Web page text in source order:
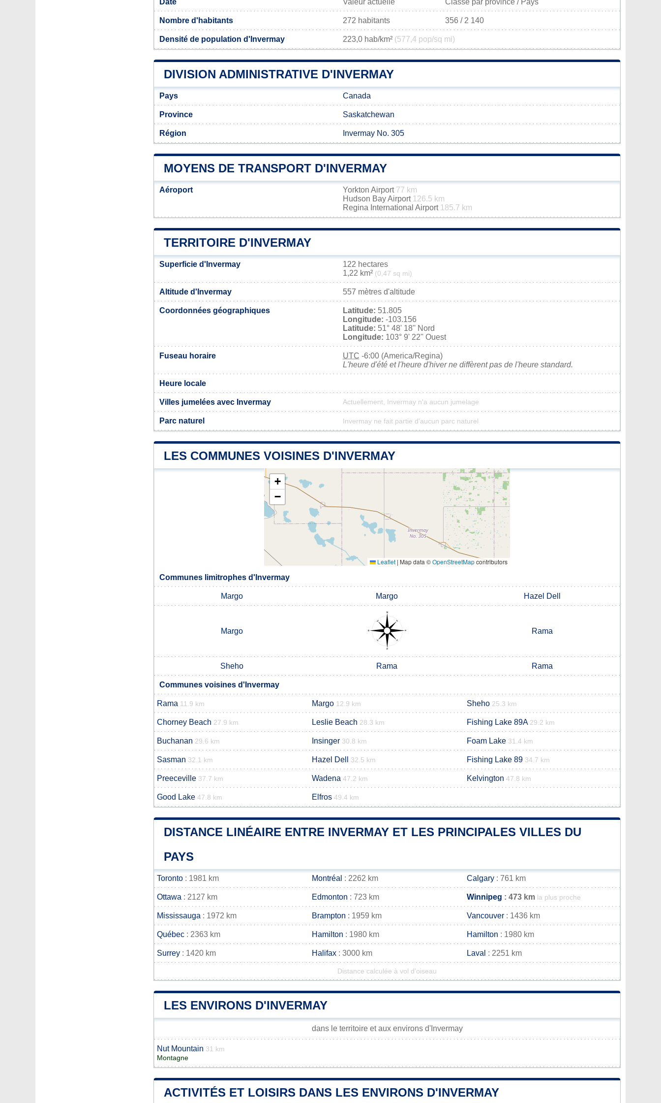
Date Valeur actuelle Classé par province / Pays
Nombre d'habitants 272 habitants 356 / 2 140
Densité de population d'Invermay 223,0 hab/km² (577,4 pop/sq mi)
DIVISION ADMINISTRATIVE D'INVERMAY
Pays Canada
Province Saskatchewan
Région Invermay No. 305
MOYENS DE TRANSPORT D'INVERMAY
Aéroport Yorkton Airport 77 km
Hudson Bay Airport 126.5 km
Regina International Airport 185.7 km
TERRITOIRE D'INVERMAY
Superficie d'Invermay
122 hectares
1,22 km² (0,47 sq mi)
Altitude d'Invermay 557 mètres d'altitude
Coordonnées géographiques Latitude: 51.805
Longitude: -103.156
Latitude: 51° 48' 18'' Nord
Longitude: 103° 9' 22'' Ouest
Fuseau horaire UTC -6:00 (America/Regina)
L'heure d'été et l'heure d'hiver ne diffèrent pas de l'heure standard.
Heure locale
Villes jumelées avec Invermay Actuellement, Invermay n'a aucun jumelage
Parc naturel Invermay ne fait partie d'aucun parc naturel
LES COMMUNES VOISINES D'INVERMAY
+
−
Leaflet | Map data ©OpenStreetMapcontributors
Communes limitrophes d'Invermay
Margo Margo Hazel Dell
Margo Rama
Sheho Rama Rama
Communes voisines d'Invermay
Rama 11.9 km Margo 12.9 km Sheho 25.3 km
Chorney Beach 27.9 km Leslie Beach 28.3 km Fishing Lake 89A 29.2 km
Buchanan 29.6 km Insinger 30.8 km Foam Lake 31.4 km
Sasman 32.1 km Hazel Dell 32.5 km Fishing Lake 89 34.7 km
Preeceville 37.7 km Wadena 47.2 km Kelvington 47.8 km
Good Lake 47.8 km Elfros 49.4 km
DISTANCE LINÉAIRE ENTRE INVERMAY ET LES PRINCIPALES VILLES DU
PAYS
Toronto : 1981 km Montréal : 2262 km Calgary : 761 km
Ottawa : 2127 km Edmonton : 723 km Winnipeg : 473 km la plus proche
Mississauga : 1972 km Brampton : 1959 km Vancouver : 1436 km
Québec : 2363 km Hamilton : 1980 km Hamilton : 1980 km
Surrey : 1420 km Halifax : 3000 km Laval : 2251 km
Distance calculée à vol d'oiseau
LES ENVIRONS D'INVERMAY
dans le territoire et aux environs d'Invermay
Nut Mountain 31 km
Montagne
ACTIVITÉS ET LOISIRS DANS LES ENVIRONS D'INVERMAY